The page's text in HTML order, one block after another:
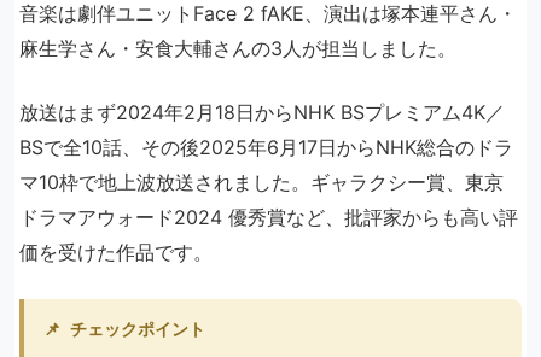
音楽は劇伴ユニットFace 2 fAKE、演出は塚本連平さん・
麻生学さん・安食大輔さんの3人が担当しました。
放送はまず2024年2月18日からNHK BSプレミアム4K／
BSで全10話、その後2025年6月17日からNHK総合のドラ
マ10枠で地上波放送されました。ギャラクシー賞、東京
ドラマアウォード2024 優秀賞など、批評家からも高い評
価を受けた作品です。
📌 チェックポイント